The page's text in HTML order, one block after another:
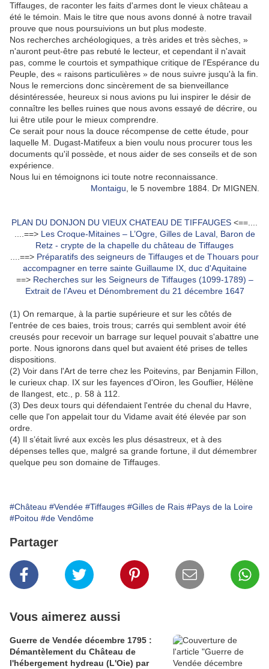
Tiffauges, de raconter les faits d'armes dont le vieux château a
été le témoin. Mais le titre que nous avons donné à notre travail
prouve que nous poursuivions un but plus modeste.
Nos recherches archéologiques, a très arides et très sèches, »
n'auront peut-être pas rebuté le lecteur, et cependant il n'avait
pas, comme le courtois et sympathique critique de l'Espérance du
Peuple, des « raisons particulières » de nous suivre jusqu'à la fin.
Nous le remercions donc sincèrement de sa bienveillance
désintéressée, heureux si nous avions pu lui inspirer le désir de
connaître les belles ruines que nous avons essayé de décrire, ou
lui être utile pour le mieux comprendre.
Ce serait pour nous la douce récompense de cette étude, pour
laquelle M. Dugast-Matifeux a bien voulu nous procurer tous les
documents qu'il possède, et nous aider de ses conseils et de son
expérience.
Nous lui en témoignons ici toute notre reconnaissance.
Montaigu , le 5 novembre 1884. Dr MIGNEN.
PLAN DU DONJON DU VIEUX CHATEAU DE TIFFAUGES <==....
....==> Les Croque-Mitaines – L’Ogre, Gilles de Laval, Baron de
Retz - crypte de la chapelle du château de Tiffauges
....==> Préparatifs des seigneurs de Tiffauges et de Thouars pour
accompagner en terre sainte Guillaume IX, duc d'Aquitaine
==> Recherches sur les Seigneurs de Tiffauges (1099-1789) –
Extrait de l’Aveu et Dénombrement du 21 décembre 1647
(1) On remarque, à la partie supérieure et sur les côtés de
l'entrée de ces baies, trois trous; carrés qui semblent avoir été
creusés pour recevoir un barrage sur lequel pouvait s'abattre une
porte. Nous ignorons dans quel but avaient été prises de telles
dispositions.
(2) Voir dans l'Art de terre chez les Poitevins, par Benjamin Fillon,
le curieux chap. IX sur les fayences d'Oiron, les Gouflier, Hélène
de lIangest, etc., p. 58 à 112.
(3) Des deux tours qui défendaient l'entrée du chenal du Havre,
celle que l'on appelait tour du Vidame avait été élevée par son
ordre.
(4) Il s’était livré aux excès les plus désastreux, et à des
dépenses telles que, malgré sa grande fortune, il dut démembrer
quelque peu son domaine de Tiffauges.
#Château #Vendée #Tiffauges #Gilles de Rais #Pays de la Loire
#Poitou #de Vendôme
Partager
Vous aimerez aussi
Guerre de Vendée décembre 1795 :
Démantèlement du Château de
l'hébergement hydreau (L'Oie) par